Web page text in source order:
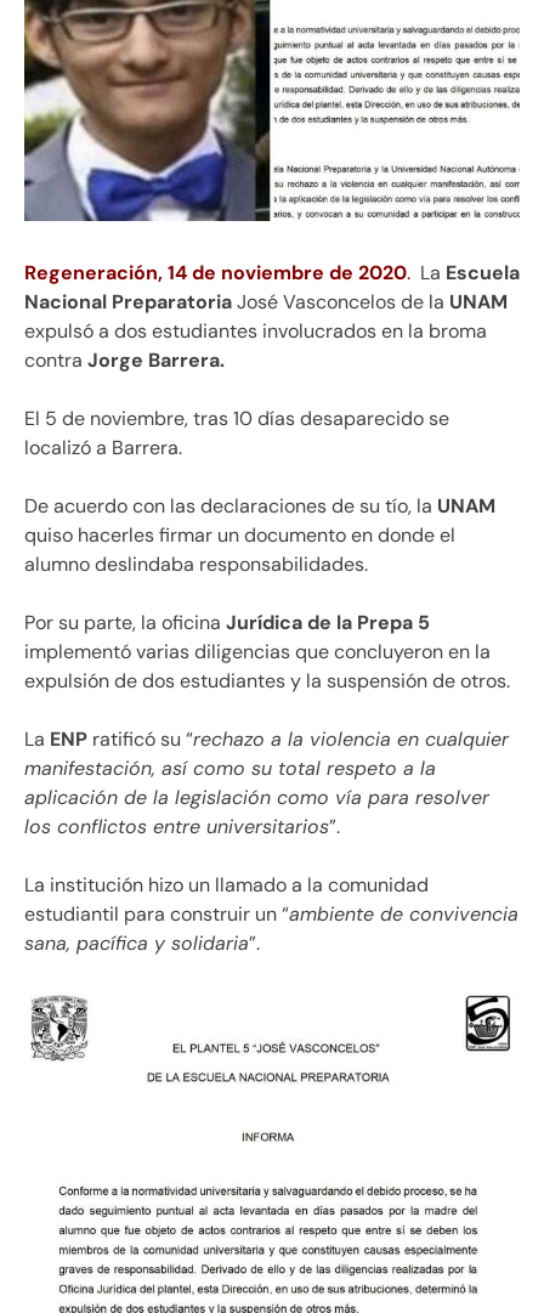
Regeneración, 14 de noviembre de 2020. La Escuela
Nacional PreparatoriaJosé Vasconcelos de la UNAM
expulsó a dos estudiantes involucrados en la broma
contra Jorge Barrera.
El 5 de noviembre, tras 10 días desaparecido se
localizó a Barrera.
De acuerdo con las declaraciones de su tío, la UNAM
quiso hacerles firmar un documento en donde el
alumno deslindaba responsabilidades.
Por su parte, la oficina Jurídica de la Prepa 5
implementó varias diligencias que concluyeron en la
expulsión de dos estudiantes y la suspensión de otros.
La ENP ratificó su “rechazo a la violencia en cualquier
manifestación, así como su total respeto a la
aplicación de la legislación como vía para resolver
los conflictos entre universitarios”.
La institución hizo un llamado a la comunidad
estudiantil para construir un “ambiente de convivencia
sana, pacífica y solidaria”.